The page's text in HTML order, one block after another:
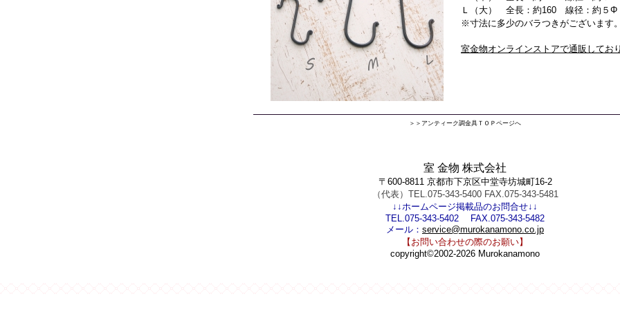
Ｌ（大） 全長：約160 線径：約５Φ
※寸法に多少のバラつきがございます。
室金物オンラインストアで通販してお
＞＞アンティーク調金具ＴＯＰページへ
室 金物 株式会社
〒600-8811 京都市下京区中堂寺坊城町16-2
（代表）TEL.075-343-5400 FAX.075-343-5481
↓↓ホームページ掲載品のお問合せ↓↓
TEL.075-343-5402 FAX.075-343-5482
メール： service@murokanamono.co.jp
【お問い合わせの際のお願い】
copyright©2002-2026 Murokanamono